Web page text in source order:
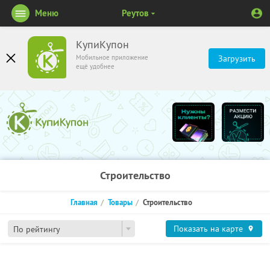
КупиКупон
Мобильное приложение
ещё удобнее
Загрузить
Меню Реутов
Строительство
По рейтингу
Главная Товары Строительство
Показать на карте